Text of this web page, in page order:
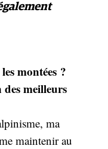
montées ?
des meilleurs
ma
maintenir au